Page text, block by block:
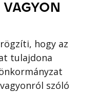
hogy az
tulajdona
szóló